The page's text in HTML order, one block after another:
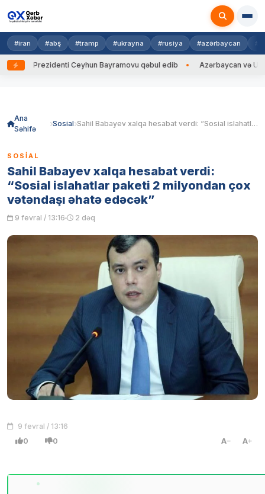
#iran #abş #tramp #ukrayna #rusiya #azərbaycan
Prezidenti Ceyhun Bayramovu qəbul edib Azərbaycan və
Ana
Səhifə
Sosial Sahil Babayev xalqa hesabat verdi: “Sosial islahatlar paketi 2 milyondan çox vətəndaşı əhatə edəcək”
SOSIAL
Sahil Babayev xalqa hesabat verdi:
“Sosial islahatlar paketi 2 milyondan çox
vətəndaşı əhatə edəcək”
9 fevral / 13:16 2 dəq
9 fevral / 13:16
0 0 A A